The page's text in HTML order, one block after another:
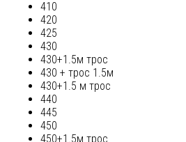
410
420
425
430
430+1.5м трос
430 + трос 1.5м
430+1.5 м трос
440
445
450
450+1.5м трос